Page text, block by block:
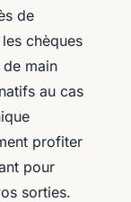
de
chèques
main
au cas
profiter
pour
sorties.